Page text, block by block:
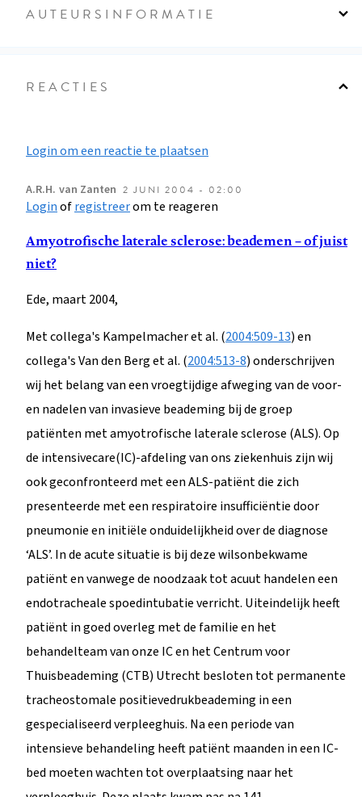
AUTEURSINFORMATIE
REACTIES
Login om een reactie te plaatsen
A.R.H. van Zanten 2 JUNI 2004 - 02:00
Loginofregistreerom te reageren
Amyotrofische laterale sclerose: beademen – of juist
niet?
Ede, maart 2004,
Met collega's Kampelmacher et al. (2004:509-13) en
collega's Van den Berg et al. (2004:513-8) onderschrijven
wij het belang van een vroegtijdige afweging van de voor-
en nadelen van invasieve beademing bij de groep
patiënten met amyotrofische laterale sclerose (ALS). Op
de intensivecare(IC)-afdeling van ons ziekenhuis zijn wij
ook geconfronteerd met een ALS-patiënt die zich
presenteerde met een respiratoire insufficiëntie door
pneumonie en initiële onduidelijkheid over de diagnose
‘ALS’. In de acute situatie is bij deze wilsonbekwame
patiënt en vanwege de noodzaak tot acuut handelen een
endotracheale spoedintubatie verricht. Uiteindelijk heeft
patiënt in goed overleg met de familie en het
behandelteam van onze IC en het Centrum voor
Thuisbeademing (CTB) Utrecht besloten tot permanente
tracheostomale positievedrukbeademing in een
gespecialiseerd verpleeghuis. Na een periode van
intensieve behandeling heeft patiënt maanden in een IC-
bed moeten wachten tot overplaatsing naar het